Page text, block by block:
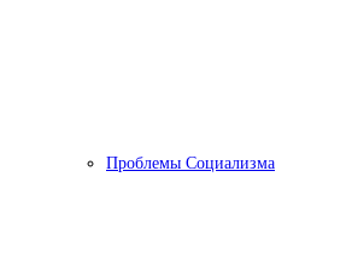
Проблемы Социализма